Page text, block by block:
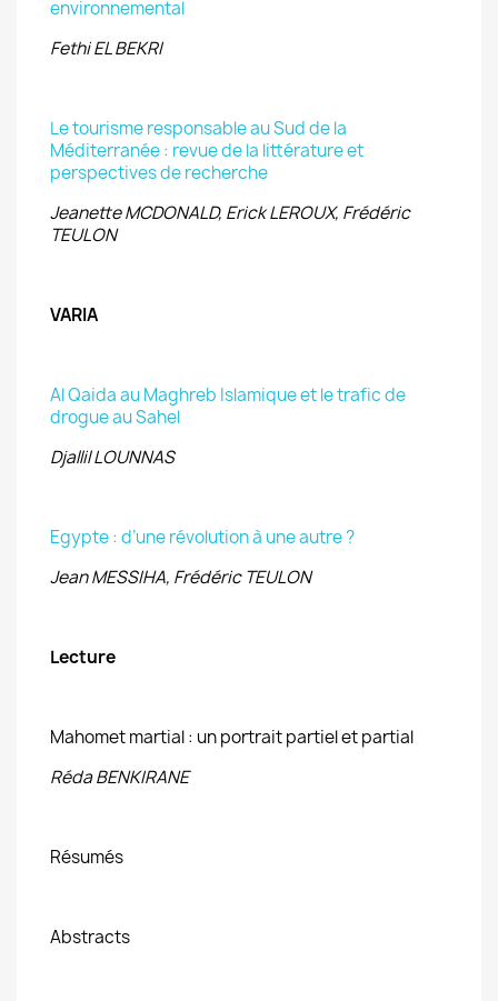
environnemental
Fethi EL BEKRI
Le tourisme responsable au Sud de la
Méditerranée : revue de la littérature et
perspectives de recherche
Jeanette MCDONALD, Erick LEROUX, Frédéric
TEULON
VARIA
Al Qaida au Maghreb Islamique et le trafic de
drogue au Sahel
Djallil LOUNNAS
Egypte : d’une révolution à une autre ?
Jean MESSIHA, Frédéric TEULON
Lecture
Mahomet martial : un portrait partiel et partial
Réda BENKIRANE
Résumés
Abstracts